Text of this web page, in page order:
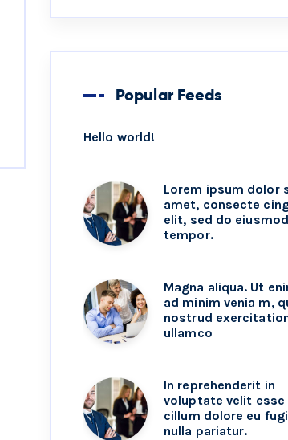
Popular Feeds
Hello world!
Lorem ipsum dolor
amet, consecte
elit, sed do eiusmod
tempor.
Magna aliqua. Ut
ad minim venia m,
nostrud
ullamco
In reprehenderit in
voluptate velit esse
cillum dolore eu
nulla pariatur.